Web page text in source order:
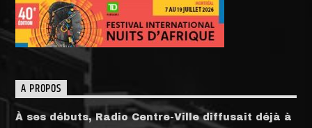
A PROPOS
À ses débuts, Radio Centre-Ville diffusait déjà à